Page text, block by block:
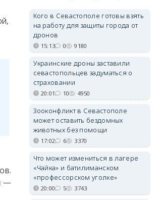
—
Кого в Севастополе готовы взять
на работу для защиты города от
дронов
15:13 0 9180
Украинские дроны заставили
севастопольцев задуматься о
страховании
20:01 10 4950
Зооконфликт в Севастополе
может оставить бездомных
животных без помощи
17:02 6 3370
Что может измениться в лагере
«Чайка» и батилиманском
«профессорском уголке»
20:00 5 3743